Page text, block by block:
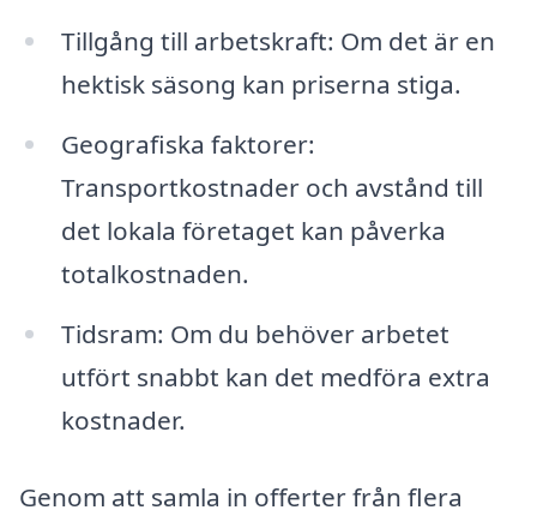
Tillgång till arbetskraft: Om det är en
hektisk säsong kan priserna stiga.
Geografiska faktorer:
Transportkostnader och avstånd till
det lokala företaget kan påverka
totalkostnaden.
Tidsram: Om du behöver arbetet
utfört snabbt kan det medföra extra
kostnader.
Genom att samla in offerter från flera